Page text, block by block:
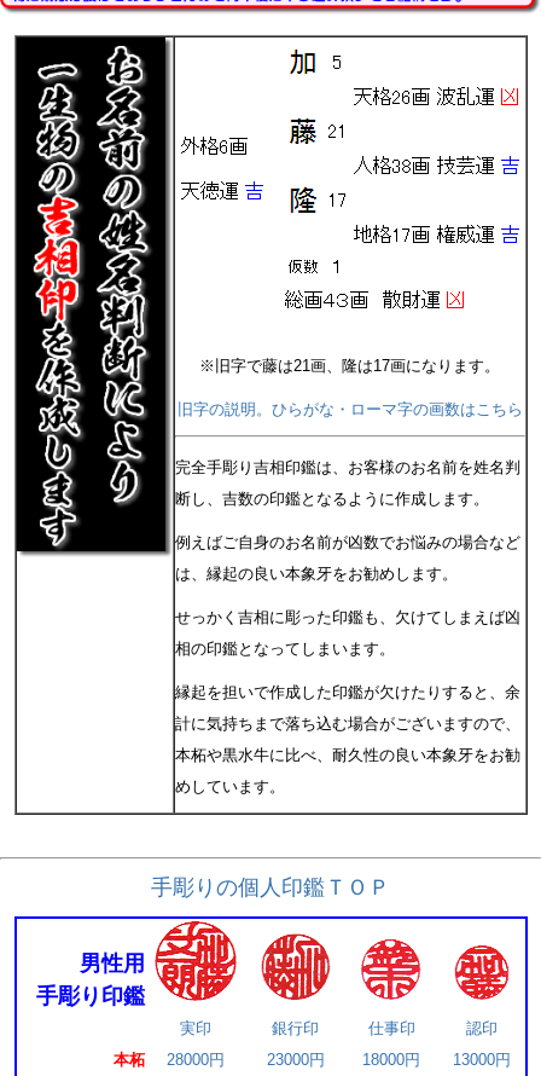
※旧字で藤は21画、隆は17画になります。
旧字の説明。ひらがな・ローマ字の画数はこちら
完全手彫り吉相印鑑は、お客様のお名前を姓名判
断し、吉数の印鑑となるように作成します。
例えばご自身のお名前が凶数でお悩みの場合など
は、縁起の良い本象牙をお勧めします。
せっかく吉相に彫った印鑑も、欠けてしまえば凶
相の印鑑となってしまいます。
縁起を担いで作成した印鑑が欠けたりすると、余
計に気持ちまで落ち込む場合がございますので、
本柘や黒水牛に比べ、耐久性の良い本象牙をお勧
めしています。
手彫りの個人印鑑ＴＯＰ
男性用
手彫り印鑑
実印 銀行印 仕事印
認印
本柘
28000円 23000円 18000円
13000円